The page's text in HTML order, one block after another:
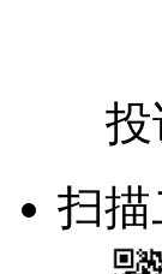
投
扫描